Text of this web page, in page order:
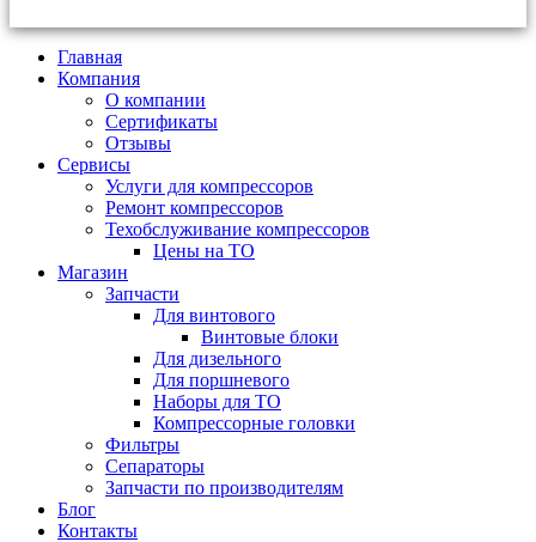
Главная
Компания
О компании
Сертификаты
Отзывы
Сервисы
Услуги для компрессоров
Ремонт компрессоров
Техобслуживание компрессоров
Цены на ТО
Магазин
Запчасти
Для винтового
Винтовые блоки
Для дизельного
Для поршневого
Наборы для ТО
Компрессорные головки
Фильтры
Сепараторы
Запчасти по производителям
Блог
Контакты